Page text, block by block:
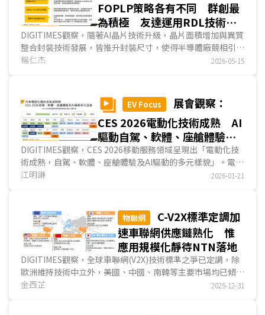
FOPLP策略各有不同 群創最
為積極 友達運用RDL技術發
展衛星天線等新興應用
DIGITIMES觀察，隨著AI晶片技術升級，晶片面積增加與異質
整合封裝技術發展，皆推升封裝尺寸，使得半導體廠競相引進
FOPLP取代FOWLP，透過「以方代圓」提升生產效率，而面
LCD產線發展FOPLP事業的業者，近期亦展示具有10層RDL
的RDL-First樣品，宣示其抵抗玻璃基板翹曲問題已初見成
效，並力圖於近1~2年內將相關技術導入量產；友達選擇暫時
迴避與封測廠直接競爭，先行發展衛星天線、光通訊等RDL製
程相關應用，積累技術實力；夏普則透過售廠予封測廠AOI電
子，並提供必要技術..
楊仁杰 2026-05-15
EV Focus
展會觀察：
CES 2026電動化技術成熟 AI
驅動自駕、軟體、座艙體驗全
面升級
DIGITIMES觀察，CES 2026移動服務領域呈現出「電動化技
術成熟，自駕、軟體、座艙體驗及AI驅動的多元樣貌」。電動
車續航里程達300英里將是基本門檻，AI正催生自駕技術從商
艙體驗的技術潮流，而AI驅動正創造多元應用創新，商用化的
應用場景探詢將成為業者最新階段課題...
江明謙 2026-01-21
物聯網
C-V2X標準定調加
速車聯網供應鏈熟化 惟
應用規模化靜待NTN落地
DIGITIMES觀察，全球車聯網(V2X)技術標準之爭已定調，除
歐洲維持技術中立外，美國、中國、南韓等主要市場均已傾向
C-V2X標準。在既有投資與部署條件下，V2X產業透過各類過
金西芷 2025-12-31